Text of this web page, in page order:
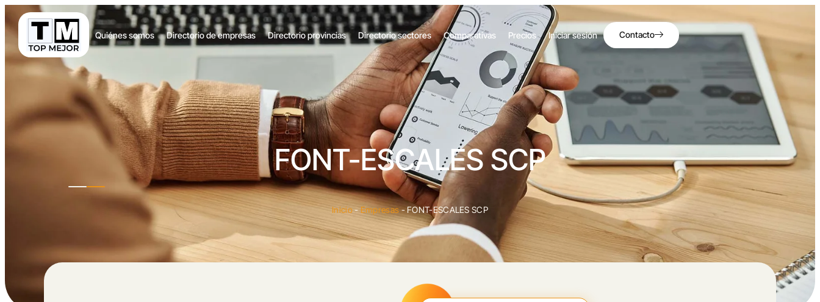
Quiénes somos Directorio de empresas Directorio provincias Directorio sectores Comparativas Precios Iniciar sesión Contacto
FONT-ESCALES SCP
Inicio-Empresas-FONT-ESCALES SCP